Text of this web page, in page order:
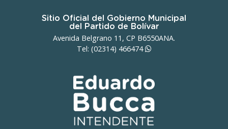
Sitio Oficial del Gobierno Municipal
del Partido de Bolívar
Avenida Belgrano 11, CP B6550ANA.
Tel: (02314) 466474